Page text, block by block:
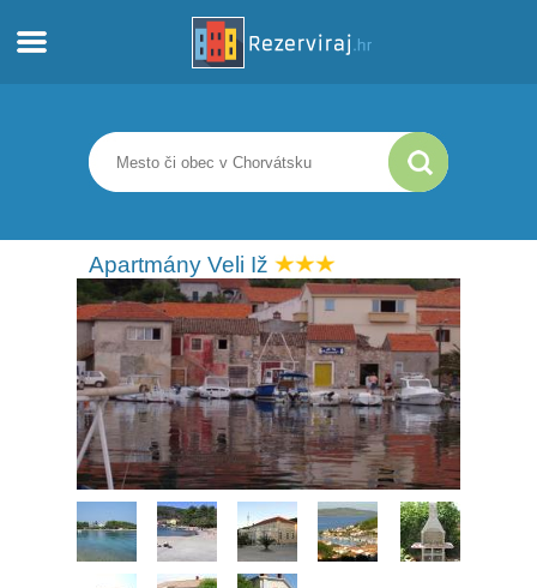
Apartmány
Turistické informácie
webcams
Zoznámte sa s Chorvátskom
Apartmány Veli Iž